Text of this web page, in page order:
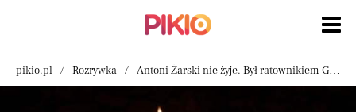
pikio.pl Rozrywka Antoni Żarski nie żyje. Był ratownikiem GOPR oraz inicjatorem budowy stacji narciarskiej Jaworzyna Krynicka